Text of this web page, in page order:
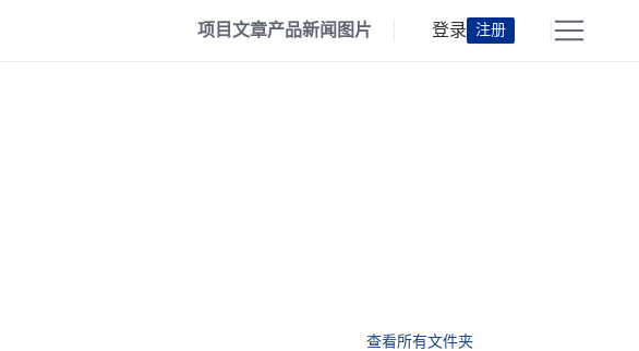
项目文章产品新闻 图片 登录 注册
查看所有文件夹